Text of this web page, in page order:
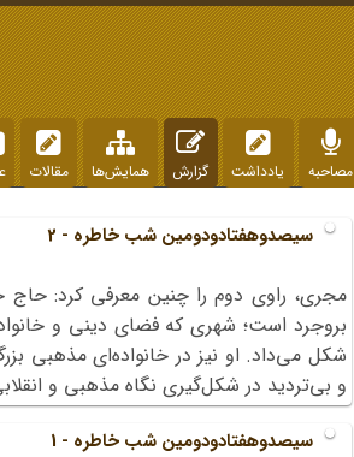
مصاحبه یادداشت گزارش همایش‌ها مقالات
سیصدوهفتادودومین شب خاطره - 2
بروجرد است؛ شهری که فضای دینی و
شکل می‌داد. او نیز در خانواده‌ای مذهبی
و بی‌تردید در شکل‌گیری نگاه مذهبی و
سیصدوهفتادودومین شب خاطره - 1